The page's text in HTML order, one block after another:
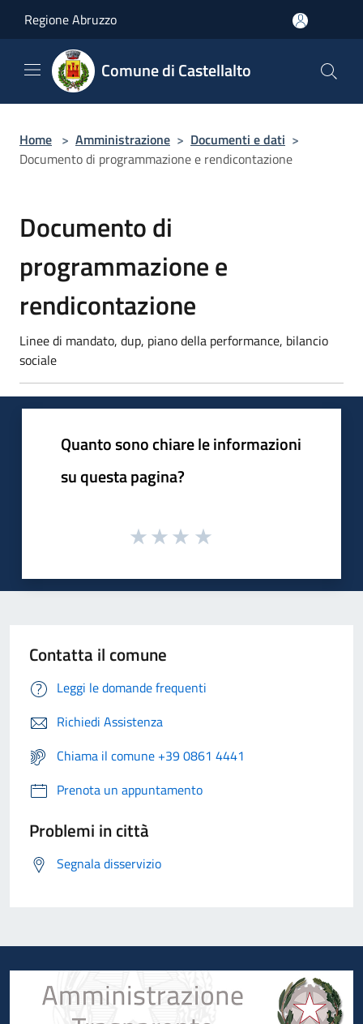
Regione Abruzzo
Comune di Castellalto
Home > Amministrazione > Documenti e dati >
Documento di programmazione e rendicontazione
Documento di
programmazione e
rendicontazione
Linee di mandato, dup, piano della performance, bilancio
sociale
Quanto sono chiare le informazioni
su questa pagina?
Contatta il comune
Leggi le domande frequenti
Richiedi Assistenza
Chiama il comune +39 0861 4441
Prenota un appuntamento
Problemi in città
Segnala disservizio